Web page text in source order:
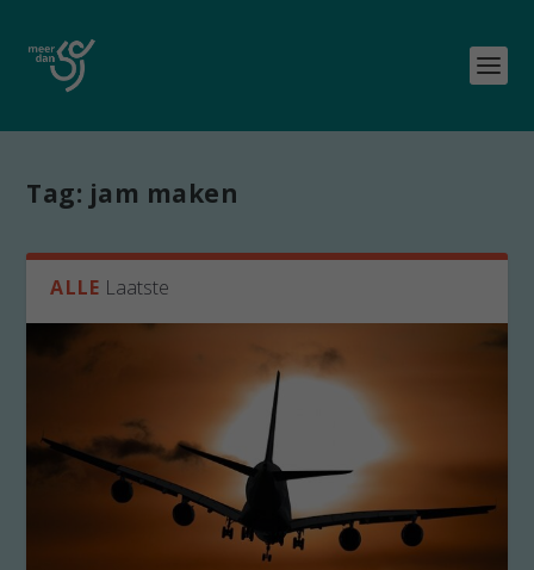
Tag: jam maken
ALLE Laatste